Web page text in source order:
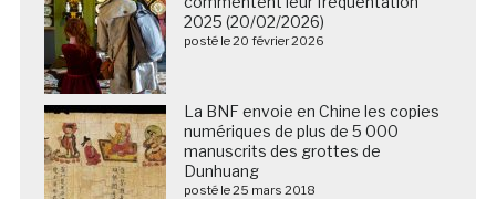
2025 (20/02/2026)
posté le 20 février 2026
La BNF envoie en Chine les copies
numériques de plus de 5 000
manuscrits des grottes de
Dunhuang
posté le 25 mars 2018